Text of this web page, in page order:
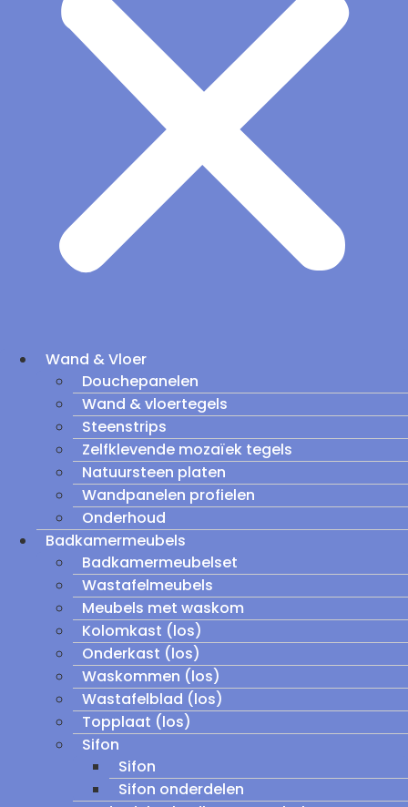
Wand & Vloer
Douchepanelen
Wand & vloertegels
Steenstrips
Zelfklevende mozaïek tegels
Natuursteen platen
Wandpanelen profielen
Onderhoud
Badkamermeubels
Badkamermeubelset
Wastafelmeubels
Meubels met waskom
Kolomkast (los)
Onderkast (los)
Waskommen (los)
Wastafelblad (los)
Topplaat (los)
Sifon
Sifon
Sifon onderdelen